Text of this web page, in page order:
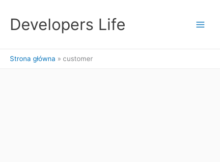
treściDevelopers Life
Strona główna customer